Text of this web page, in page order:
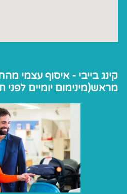
קינג בייבי - איסוף עצמי
מראש(מינימום יומיים לפני